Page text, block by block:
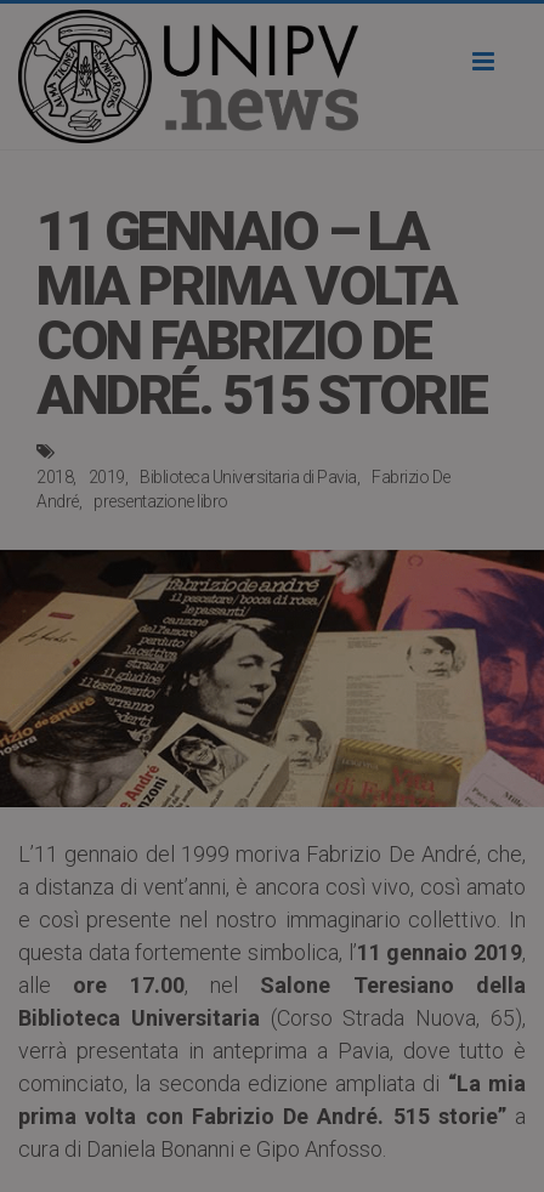
11 GENNAIO – LA
MIA PRIMA VOLTA
CON FABRIZIO DE
ANDRÉ. 515 STORIE
2018 2019 Biblioteca Universitaria di Pavia
Fabrizio De
André
presentazione libro
L’11 gennaio del 1999 moriva Fabrizio De André, che,
a distanza di vent’anni, è ancora così vivo, così amato
e così presente nel nostro immaginario collettivo. In
questa data fortemente simbolica, l’11 gennaio 2019,
alle ore 17.00, nel Salone Teresiano della
Biblioteca Universitaria (Corso Strada Nuova, 65),
verrà presentata in anteprima a Pavia, dove tutto è
cominciato, la seconda edizione ampliata di “La mia
prima volta con Fabrizio De André. 515 storie” a
cura di Daniela Bonanni e Gipo Anfosso.